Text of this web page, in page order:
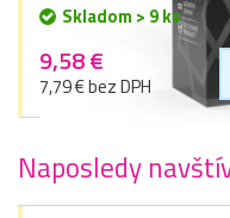
Skladom > 9 ks
9,58 €
7,79 € bez DPH
Naposledy